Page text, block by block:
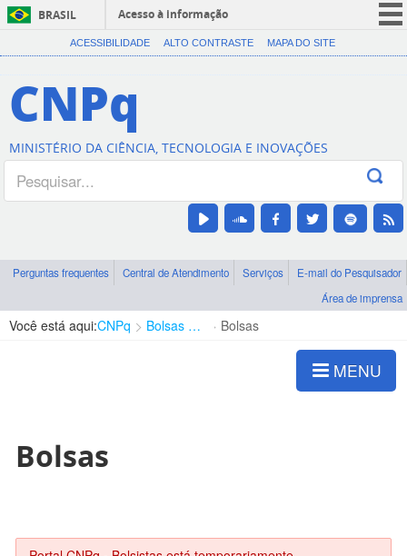
BRASIL
Acesso à informação
CORONAVÍRUS (COVID-19)
Canais
ACESSIBILIDADE ALTO CONTRASTE MAPA DO SITE
CNPq
MINISTÉRIO DA CIÊNCIA, TECNOLOGIA E INOVAÇÕES
Perguntas frequentes Central de Atendimento Serviços
E-mail do Pesquisador
Área de imprensa
Você está aqui:CNPq Bolsas e Auxílios Vigentes Bolsas
MENU
Bolsas